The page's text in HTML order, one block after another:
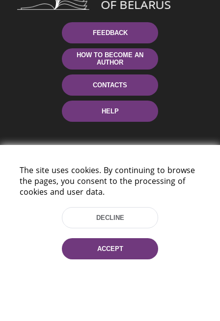
FEEDBACK
HOW TO BECOME AN
AUTHOR
CONTACTS
HELP
220114, Niezaležnasci Ave. 116, Minsk,
Tel.: (+375 17) 368 37 37
Fax: (+375 17) 368 97 06
E-mail: inbox@nlb.by
The site uses cookies. By continuing to browse
the pages, you consent to the processing of
cookies and user data.
DECLINE
ACCEPT